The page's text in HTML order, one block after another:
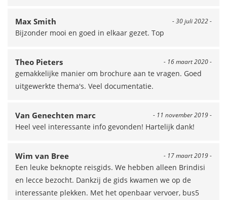
- 30 juli 2022 -
Max Smith
Bijzonder mooi en goed in elkaar gezet. Top
- 16 maart 2020 -
Theo Pieters
gemakkelijke manier om brochure aan te vragen. Goed
uitgewerkte thema's. Veel documentatie.
- 11 november 2019 -
Van Genechten marc
Heel veel interessante info gevonden! Hartelijk dank!
- 17 maart 2019 -
Wim van Bree
Een leuke beknopte reisgids. We hebben alleen Brindisi
en lecce bezocht. Dankzij de gids kwamen we op de
interessante plekken. Met het openbaar vervoer, bus5